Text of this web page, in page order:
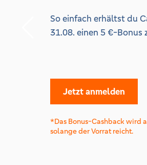
So einfach erhältst du
31.08. einen 5 €-Bonus
Jetzt anmelden
*Das Bonus-Cashback wird
solange der Vorrat reicht.